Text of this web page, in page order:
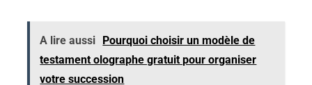
A lire aussi
Pourquoi choisir un modèle de
testament olographe gratuit pour organiser
votre succession